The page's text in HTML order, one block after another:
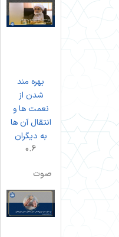
بهره مند
شدن از
نعمت ها و
انتقال آن ها
به دیگران
صوت